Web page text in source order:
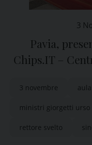
3
Pavia,
Chips.IT –
3 novembre
ministri giorgetti urso
rettore svelto